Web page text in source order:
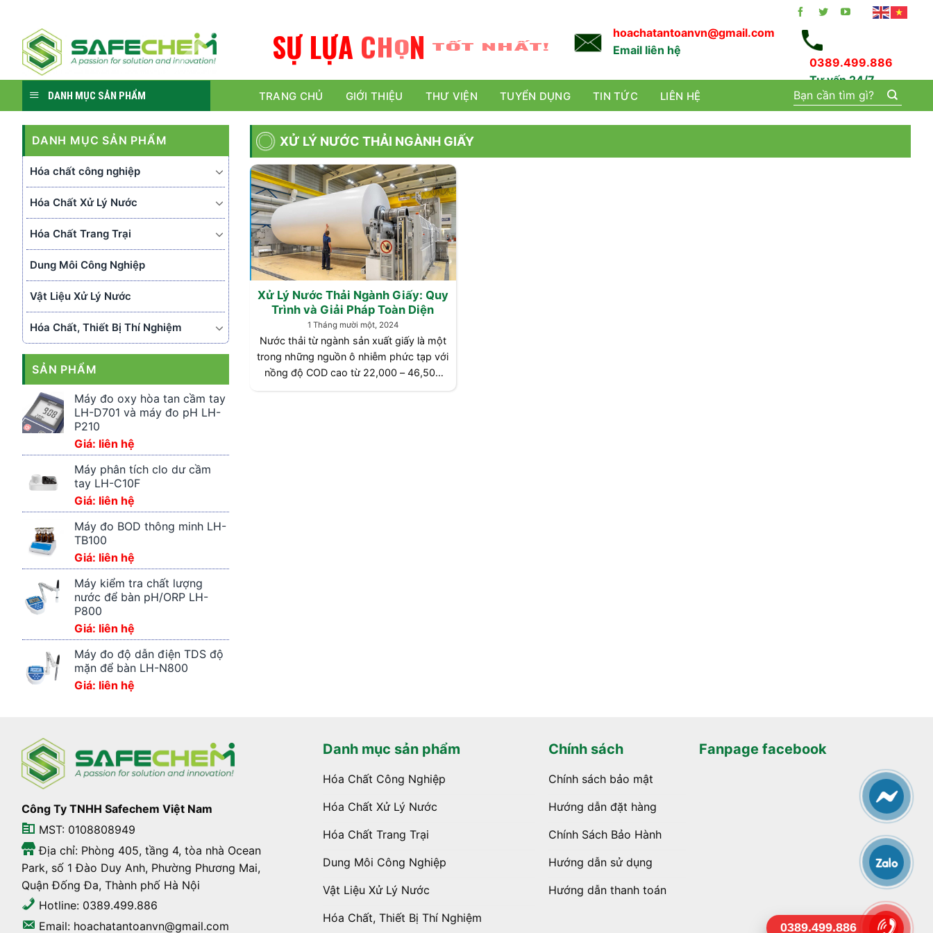
content
SỰ LỰA CHỌN TỐT NHẤT!
hoachatantoanvn@gmail.com
Email liên hệ
0389.499.886
Tư vấn 24/7
DANH MỤC SẢN PHẨM TRANG CHỦ GIỚI THIỆU THƯ VIỆN TUYỂN DỤNG TIN TỨC LIÊN HỆ
Tìm
kiếm:
DANH MỤC SẢN PHẨM
Hóa chất công nghiệp
Hóa Chất Xử Lý Nước
Hóa Chất Trang Trại
Dung Môi Công Nghiệp
Vật Liệu Xử Lý Nước
Hóa Chất, Thiết Bị Thí Nghiệm
SẢN PHẨM
Máy đo oxy hòa tan cầm tay
LH-D701 và máy đo pH LH-
P210
Giá: liên hệ
Máy phân tích clo dư cầm
tay LH-C10F
Giá: liên hệ
Máy đo BOD thông minh LH-
TB100
Giá: liên hệ
Máy kiểm tra chất lượng
nước để bàn pH/ORP LH-
P800
Giá: liên hệ
Máy đo độ dẫn điện TDS độ
mặn để bàn LH-N800
Giá: liên hệ
XỬ LÝ NƯỚC THẢI NGÀNH GIẤY
Xử Lý Nước Thải Ngành Giấy: Quy
Trình và Giải Pháp Toàn Diện
1 Tháng mười một, 2024
Nước thải từ ngành sản xuất giấy là một
trong những nguồn ô nhiễm phức tạp với
nồng độ COD cao từ 22,000 – 46,500
mg/L và BOD chiếm từ 40-60% COD.
Công Ty TNHH Safechem Việt Nam
MST: 0108808949
Địa chỉ: Phòng 405, tầng 4, tòa nhà Ocean
Park, số 1 Đào Duy Anh, Phường Phương Mai,
Quận Đống Đa, Thành phố Hà Nội
Hotline: 0389.499.886
Email: hoachatantoanvn@gmail.com
Danh mục sản phẩm
Hóa Chất Công Nghiệp
Hóa Chất Xử Lý Nước
Hóa Chất Trang Trại
Dung Môi Công Nghiệp
Vật Liệu Xử Lý Nước
Hóa Chất, Thiết Bị Thí Nghiệm
Chính sách
Chính sách bảo mật
Hướng dẫn đặt hàng
Chính Sách Bảo Hành
Hướng dẫn sử dụng
Hướng dẫn thanh toán
Fanpage facebook
0389.499.886